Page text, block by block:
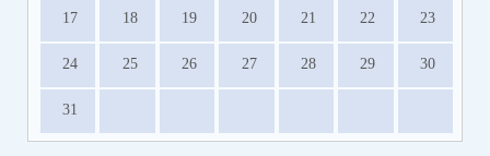
17 18 19 20 21 22 23
24 25 26 27 28 29 30
31